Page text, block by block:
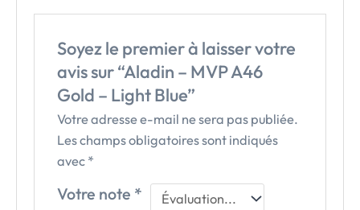
Soyez le premier à laisser votre
avis sur “Aladin – MVP A46
Gold – Light Blue”
Votre adresse e-mail ne sera pas publiée.
Les champs obligatoires sont indiqués
avec *
Votre note *